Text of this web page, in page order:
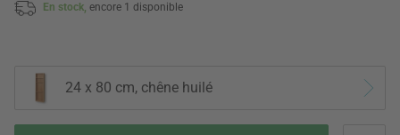
En stock, encore 1 disponible
24 x 80 cm, chêne huilé